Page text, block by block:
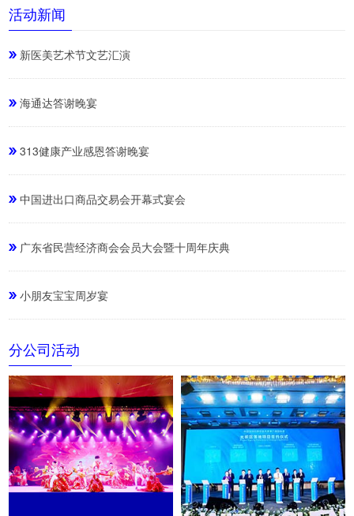
活动新闻
新医美艺术节文艺汇演
海通达答谢晚宴
313健康产业感恩答谢晚宴
中国进出口商品交易会开幕式宴会
广东省民营经济商会会员大会暨十周年庆典
小朋友宝宝周岁宴
分公司活动